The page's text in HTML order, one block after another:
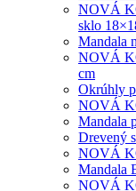
NOVÁ
sklo
Mandala
NOVÁ
cm
Okrúhly
NOVÁ
Mandala
Drevený
NOVÁ
Mandala
NOVÁ